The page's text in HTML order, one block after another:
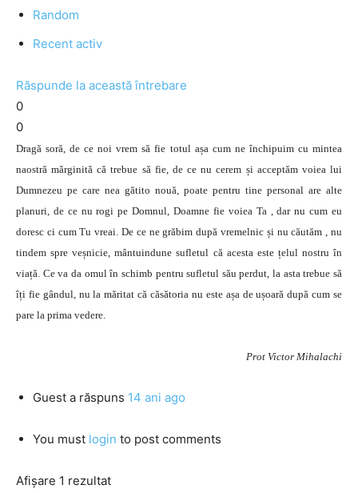
Random
Recent activ
Răspunde la această întrebare
0
0
Dragă soră, de ce noi vrem să fie totul așa cum ne închipuim cu mintea
naostră mărginită că trebue să fie, de ce nu cerem și acceptăm voiea lui
Dumnezeu pe care nea gătito nouă, poate pentru tine personal are alte
planuri, de ce nu rogi pe Domnul, Doamne fie voiea Ta , dar nu cum eu
doresc ci cum Tu vreai. De ce ne grăbim după vremelnic și nu căutăm , nu
tindem spre veșnicie, mântuindune sufletul că acesta este țelul nostru în
viață. Ce va da omul în schimb pentru sufletul său perdut, la asta trebue să
îți fie gândul, nu la măritat că căsătoria nu este așa de ușoară după cum se
pare la prima vedere.
Prot Victor Mihalachi
Guest a răspuns 14 ani ago
You must login to post comments
Afișare 1 rezultat